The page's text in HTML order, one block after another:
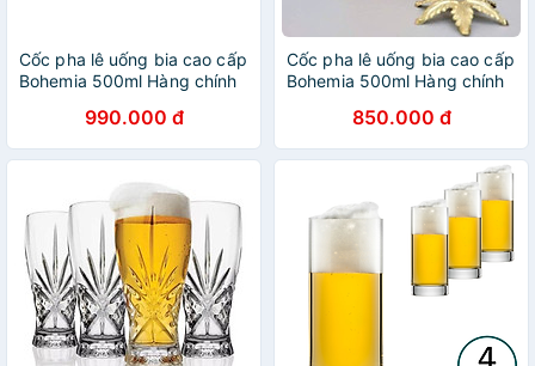
Cốc pha lê uống bia cao cấp
Bohemia 500ml Hàng chính
990.000 đ
Cốc pha lê uống bia cao cấp
Bohemia 500ml Hàng chính
850.000 đ